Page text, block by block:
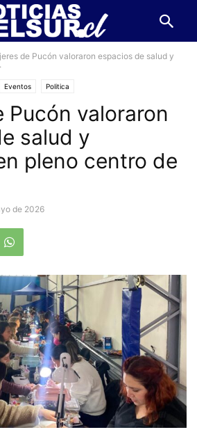
de Pucón valoraron espacios de salud y
Eventos Politica
Pucón valoraron
salud y
pleno centro de
de 2026